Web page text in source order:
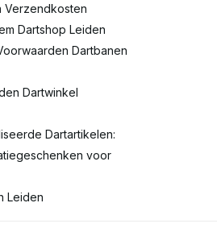
Verzendkosten
Dartshop Leiden
Dartbanen
Dartwinkel
Dartartikelen:
voor
Leiden